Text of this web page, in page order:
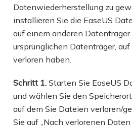
Datenwiederherstellung zu
installieren Sie die EaseUS
auf einem anderen Datenträger
ursprünglichen Datenträger,
verloren haben.
Schritt 1. Starten Sie EaseUS
und wählen Sie den
auf dem Sie Dateien verloren/
Sie auf „Nach verlorenen Daten